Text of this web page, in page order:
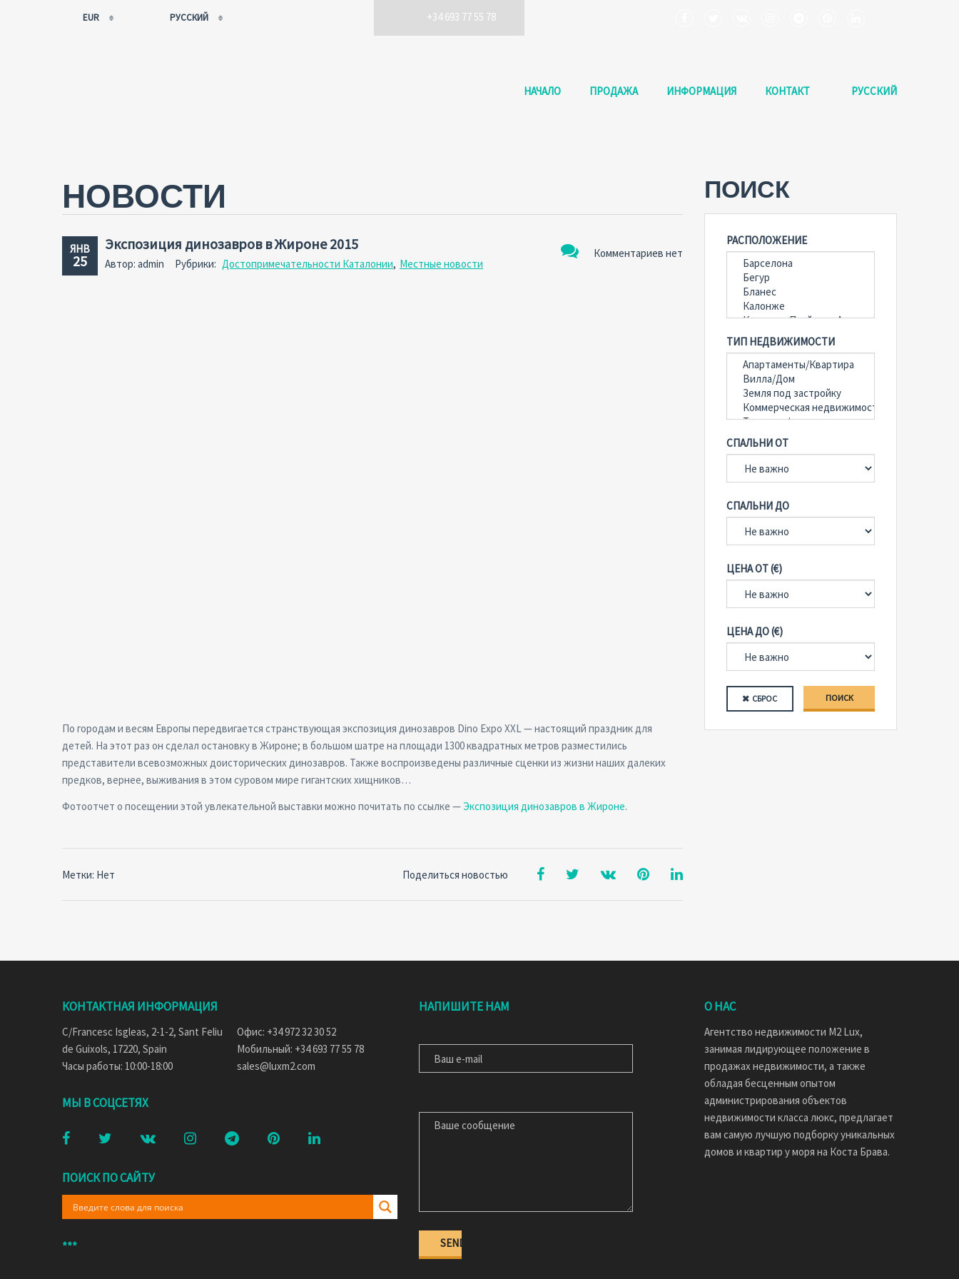
EUR РУССКИЙ +34 693 77 55 78
НАЧАЛО ПРОДАЖА ИНФОРМАЦИЯ КОНТАКТ РУССКИЙ
НОВОСТИ
ЯНВ
25 Комментариев нет
Экспозиция динозавров в Жироне 2015
Автор: admin Рубрики: Достопримечательности Каталонии, Местные новости
По городам и весям Европы передвигается странствующая экспозиция динозавров Dino Expo XXL — настоящий праздник для
детей. На этот раз он сделал остановку в Жироне; в большом шатре на площади 1300 квадратных метров разместились
представители всевозможных доисторических динозавров. Также воспроизведены различные сценки из жизни наших далеких
предков, вернее, выживания в этом суровом мире гигантских хищников…
Фотоотчет о посещении этой увлекательной выставки можно почитать по ссылке — Экспозиция динозавров в Жироне.
Поделиться новостью
Метки: Нет
ПОИСК
РАСПОЛОЖЕНИЕ
ТИП НЕДВИЖИМОСТИ
СПАЛЬНИ ОТ
СПАЛЬНИ ДО
ЦЕНА ОТ (€)
ЦЕНА ДО (€)
СБРОС ПОИСК
КОНТАКТНАЯ ИНФОРМАЦИЯ
C/Francesc Isgleas, 2-1-2, Sant Feliu
de Guixols, 17220, Spain
Часы работы: 10:00-18:00
Офис: +34 972 32 30 52
Мобильный: +34 693 77 55 78
sales@luxm2.com
МЫ В СОЦСЕТЯХ
ПОИСК ПО САЙТУ
***
НАПИШИТЕ НАМ О НАС
Агентство недвижимости M2 Lux,
занимая лидирующее положение в
продажах недвижимости, а также
обладая бесценным опытом
администрирования объектов
недвижимости класса люкс, предлагает
вам самую лучшую подборку уникальных
домов и квартир у моря на Коста Брава.